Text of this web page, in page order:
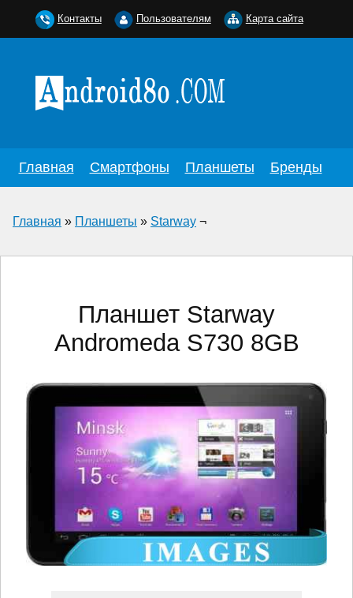
Главная Смартфоны Планшеты Бренды
Главная » Планшеты » Starway ¬
Планшет Starway
Andromeda S730 8GB
Контакты Пользователям Карта сайта